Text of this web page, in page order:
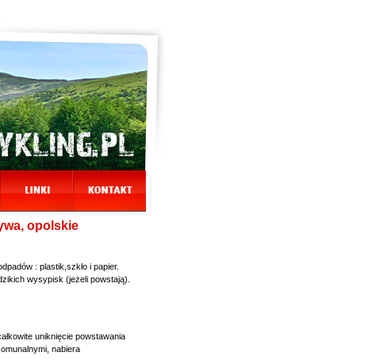
opolskie
: plastik,szkło i papier.
wysypisk (jeżeli powstają).
uniknięcie powstawania
nabiera